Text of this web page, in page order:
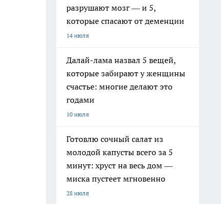
разрушают мозг — и 5,
которые спасают от деменции
14 июля
Далай-лама назвал 5 вещей,
которые забирают у женщины
счастье: многие делают это
годами
10 июля
Готовлю сочный салат из
молодой капусты всего за 5
минут: хруст на весь дом —
миска пустеет мгновенно
28 июля